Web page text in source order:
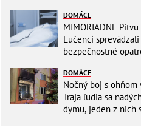
DOMÁCE
MIMORIADNE Pitvu
Lučenci
bezpečnostné
DOMÁCE
Nočný boj s ohňom
Traja ľudia sa
dymu, jeden z nich